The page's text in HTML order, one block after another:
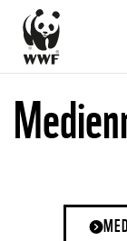
Direkt
zum
Inhalt